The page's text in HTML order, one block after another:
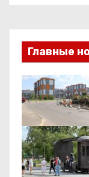
в
и
г
а
ц
и
Главные